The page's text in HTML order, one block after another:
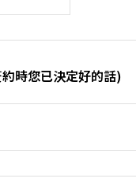
時您已決定好的話)